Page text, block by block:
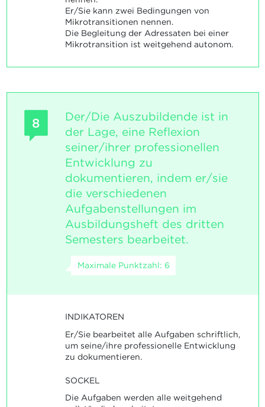
Er/Sie kann zwei Bedingungen von
Mikrotransitionen nennen.
Die Begleitung der Adressaten bei einer
Mikrotransition ist weitgehend autonom.
8
Der/Die Auszubildende ist in
der Lage, eine Reflexion
seiner/ihrer professionellen
Entwicklung zu
dokumentieren, indem er/sie
die verschiedenen
Aufgabenstellungen im
Ausbildungsheft des dritten
Semesters bearbeitet.
Maximale Punktzahl: 6
INDIKATOREN
Er/Sie bearbeitet alle Aufgaben schriftlich,
um seine/ihre professionelle Entwicklung
zu dokumentieren.
SOCKEL
Die Aufgaben werden alle weitgehend